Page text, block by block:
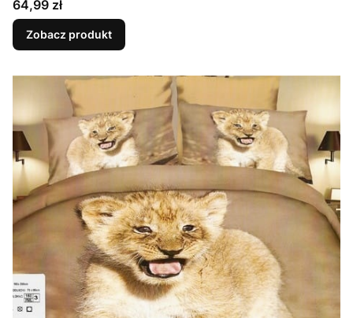
Cena
64,99 zł
Zobacz produkt